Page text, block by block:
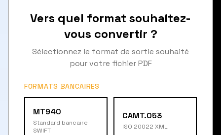
Vers quel format souhaitez-
vous convertir ?
Sélectionnez le format de sortie souhaité
pour votre fichier PDF
FORMATS BANCAIRES
MT940
Standard bancaire
SWIFT
CAMT.053
ISO 20022 XML